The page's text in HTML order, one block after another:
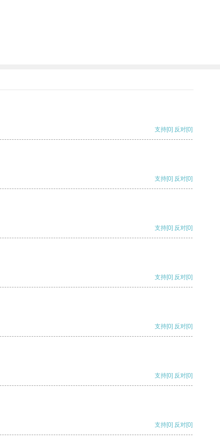
支持[0] 反对[0]
支持[0] 反对[0]
支持[0] 反对[0]
支持[0] 反对[0]
支持[0] 反对[0]
支持[0] 反对[0]
支持[0] 反对[0]